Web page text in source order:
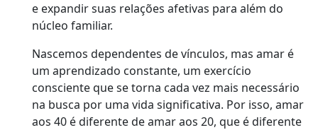
e expandir suas relações afetivas para além do
núcleo familiar.
Nascemos dependentes de vínculos, mas amar é
um aprendizado constante, um exercício
consciente que se torna cada vez mais necessário
na busca por uma vida significativa. Por isso, amar
aos 40 é diferente de amar aos 20, que é diferente